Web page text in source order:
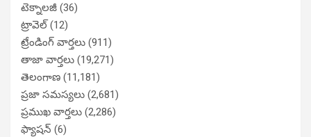
టెక్నాలజీ (36)
ట్రావెల్(12)
ట్రేండింగ్ వార్తలు (911)
తాజా వార్తలు (19,271)
తెలంగాణ (11,181)
ప్రజా సమస్యలు (2,681)
ప్రముఖ వార్తలు (2,286)
ఫ్యాషన్ (6)